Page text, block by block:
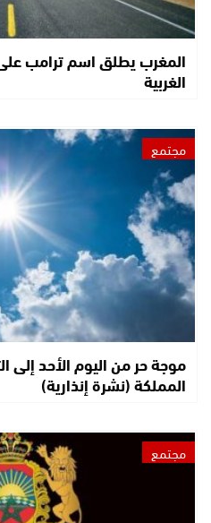
المغرب يطلق اسم ترامب
الغربية
مجتمع
موجة حر من اليوم الأحد إلى
المملكة (نشرة إنذارية)
مجتمع